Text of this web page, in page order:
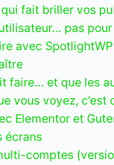
fait briller vos
pas
avec
faire… et que les
vous voyez, c’est
Elementor et
écrans
comptes